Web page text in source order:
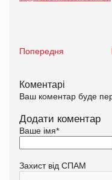
Попередня
Коментарі
Ваш коментар буде
Додати коментар
Ваше імя*
Захист від СПАМ